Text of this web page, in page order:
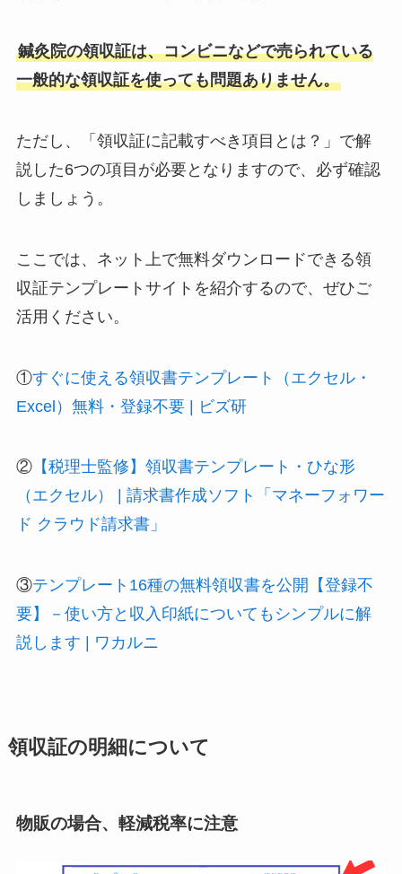
鍼灸院の領収証は、コンビニなどで売られている
一般的な領収証を使っても問題ありません。
ただし、「領収証に記載すべき項目とは？」で解
説した6つの項目が必要となりますので、必ず確認
しましょう。
ここでは、ネット上で無料ダウンロードできる領
収証テンプレートサイトを紹介するので、ぜひご
活用ください。
①すぐに使える領収書テンプレート（エクセル・
Excel）無料・登録不要 | ビズ研
②【税理士監修】領収書テンプレート・ひな形
（エクセル） | 請求書作成ソフト「マネーフォワー
ド クラウド請求書」
③テンプレート16種の無料領収書を公開【登録不
要】－使い方と収入印紙についてもシンプルに解
説します | ワカルニ
領収証の明細について
物販の場合、軽減税率に注意